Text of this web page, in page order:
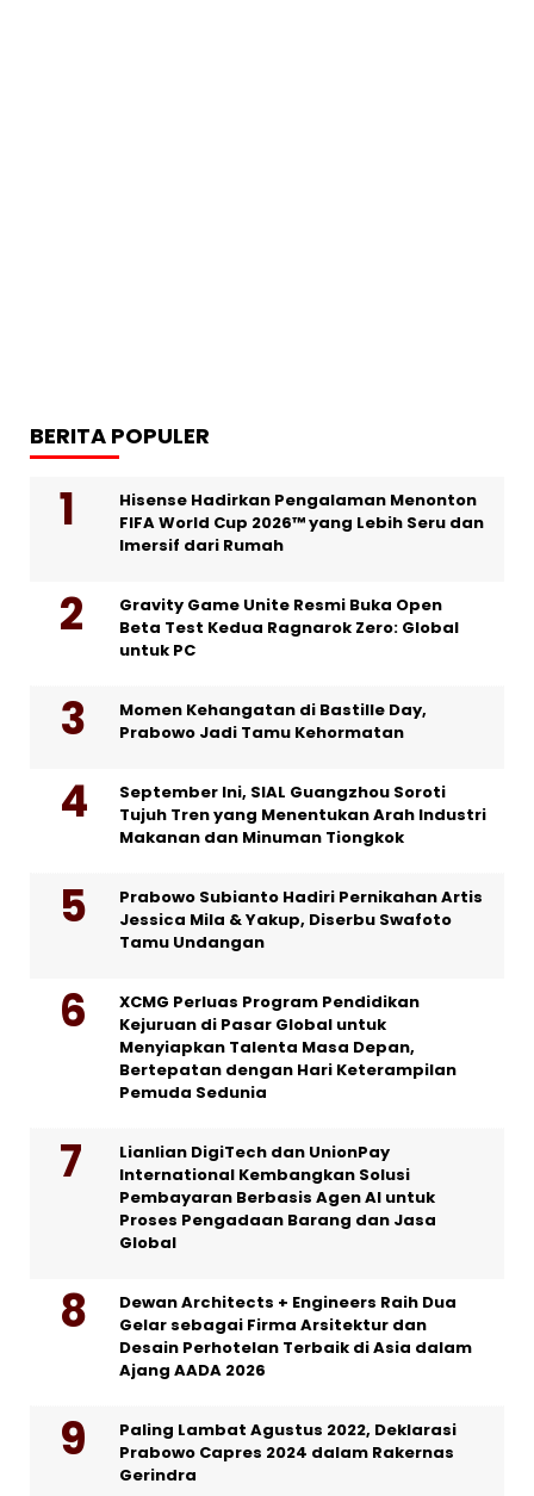
BERITA POPULER
Hisense Hadirkan Pengalaman Menonton
FIFA World Cup 2026™ yang Lebih Seru dan
Imersif dari Rumah
Gravity Game Unite Resmi Buka Open
Beta Test Kedua Ragnarok Zero: Global
untuk PC
Momen Kehangatan di Bastille Day,
Prabowo Jadi Tamu Kehormatan
September Ini, SIAL Guangzhou Soroti
Tujuh Tren yang Menentukan Arah Industri
Makanan dan Minuman Tiongkok
Prabowo Subianto Hadiri Pernikahan Artis
Jessica Mila & Yakup, Diserbu Swafoto
Tamu Undangan
XCMG Perluas Program Pendidikan
Kejuruan di Pasar Global untuk
Menyiapkan Talenta Masa Depan,
Bertepatan dengan Hari Keterampilan
Pemuda Sedunia
Lianlian DigiTech dan UnionPay
International Kembangkan Solusi
Pembayaran Berbasis Agen AI untuk
Proses Pengadaan Barang dan Jasa
Global
Dewan Architects + Engineers Raih Dua
Gelar sebagai Firma Arsitektur dan
Desain Perhotelan Terbaik di Asia dalam
Ajang AADA 2026
Paling Lambat Agustus 2022, Deklarasi
Prabowo Capres 2024 dalam Rakernas
Gerindra